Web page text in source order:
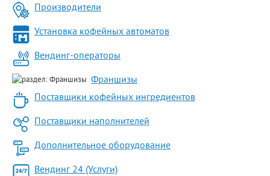
Производители
Установка кофейных автоматов
Вендинг-операторы
Франшизы
Поставщики кофейных ингредиентов
Поставщики наполнителей
Дополнительное оборудование
Вендинг 24 (Услуги)